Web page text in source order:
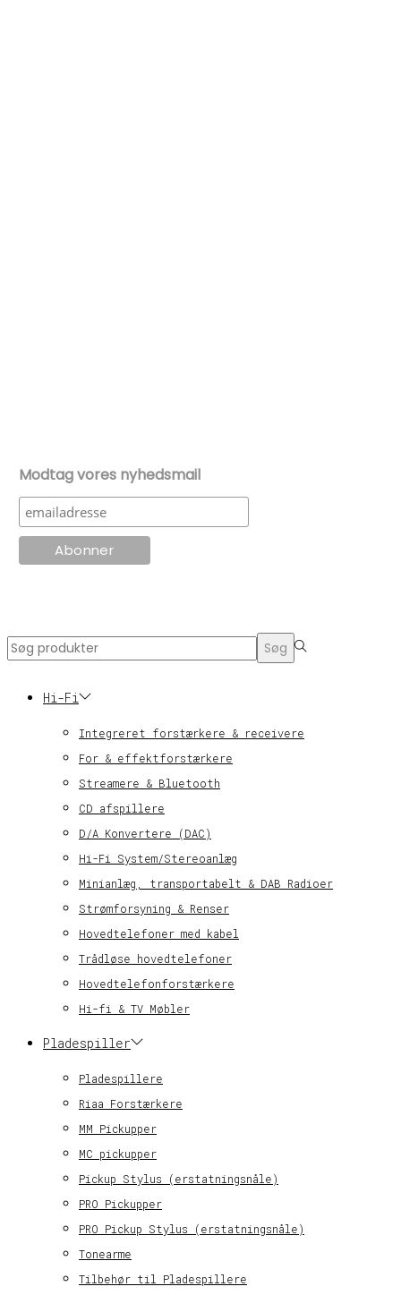
Modtag vores nyhedsmail
Search
Søg
Hi-Fi
Integreret forstærkere & receivere
For & effektforstærkere
Streamere & Bluetooth
CD afspillere
D/A Konvertere (DAC)
Hi-Fi System/Stereoanlæg
Minianlæg, transportabelt & DAB Radioer
Strømforsyning & Renser
Hovedtelefoner med kabel
Trådløse hovedtelefoner
Hovedtelefonforstærkere
Hi-fi & TV Møbler
Pladespiller
Pladespillere
Riaa Forstærkere
MM Pickupper
MC pickupper
Pickup Stylus (erstatningsnåle)
PRO Pickupper
PRO Pickup Stylus (erstatningsnåle)
Tonearme
Tilbehør til Pladespillere